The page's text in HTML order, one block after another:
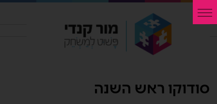
סודוקו ראש השנה